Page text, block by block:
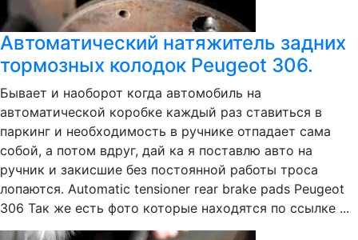
Автоматический натяжитель задних
тормозных колодок Peugeot 306.
Бывает и наоборот когда автомобиль на
автоматической коробке каждый раз ставиться в
паркинг и необходимость в ручнике отпадает сама
собой, а потом вдруг, дай ка я поставлю авто на
ручник и закисшие без постоянной работы троса
лопаются. Automatic tensioner rear brake pads Peugeot
306 Так же есть фото которые находятся по ссылке ...